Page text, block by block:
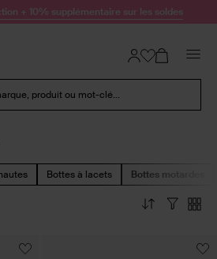
+ 10% supplémentaire sur les soldes
produit ou mot-clé...
Bottes à lacets Bottes motardes